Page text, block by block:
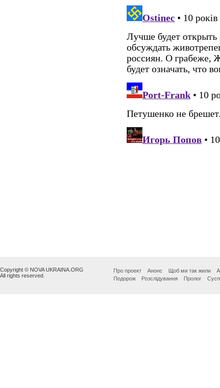
Copyright © NOVA UKRAINA.ORG
All rights reserved.
Про проект Анонс Щоб ми так жили
Подорож
Розслідування Пролог